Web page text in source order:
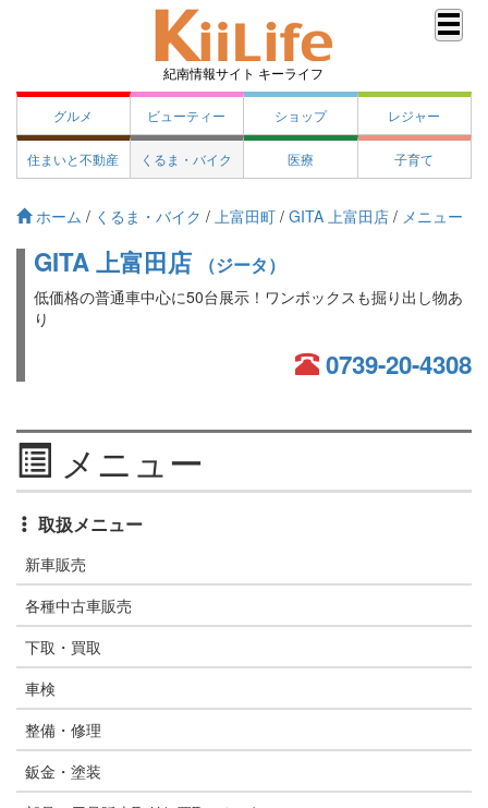
紀南情報サイト キーライフ
グルメ ビューティー ショップ レジャー
住まいと不動産 くるま・バイク 医療 子育て
ホーム / くるま・バイク / 上富田町 / GITA 上富田店 / メニュー
GITA 上富田店 （ジータ）
低価格の普通車中心に50台展示！ワンボックスも掘り出し物あ
り
0739-20-4308
メニュー
取扱メニュー
新車販売
各種中古車販売
下取・買取
車検
整備・修理
鈑金・塗装